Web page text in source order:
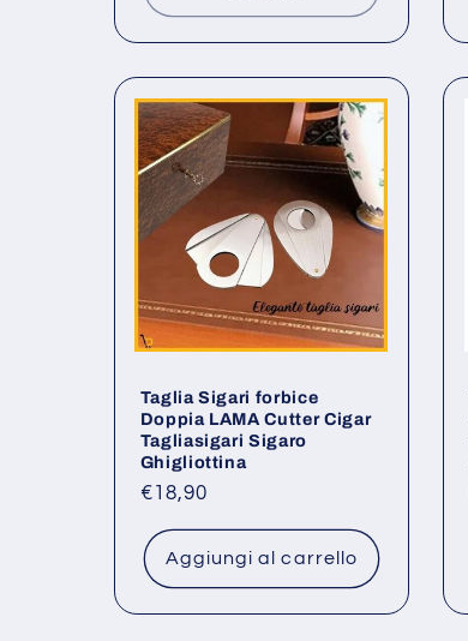
Taglia Sigari forbice
Doppia LAMA Cutter Cigar
Tagliasigari Sigaro
Ghigliottina
Prezzo
listino
€18,90
Aggiungi al carrello